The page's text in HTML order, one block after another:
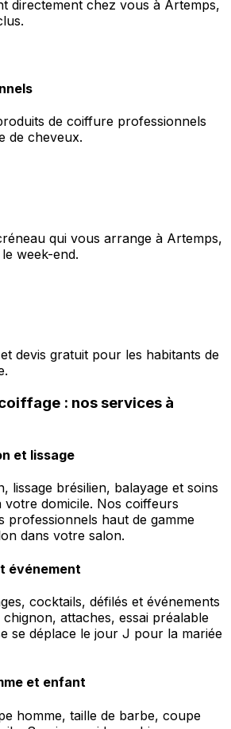
directement chez vous à Artemps,
de coiffure professionnels
de cheveux.
qui vous arrange à Artemps,
week-end.
devis gratuit pour les habitants de
: nos services à
et lissage
lissage brésilien, balayage et soins
votre domicile. Nos coiffeurs
professionnels haut de gamme
dans votre salon.
événement
cocktails, défilés et événements
attaches, essai préalable
se déplace le jour J pour la mariée
et enfant
homme, taille de barbe, coupe